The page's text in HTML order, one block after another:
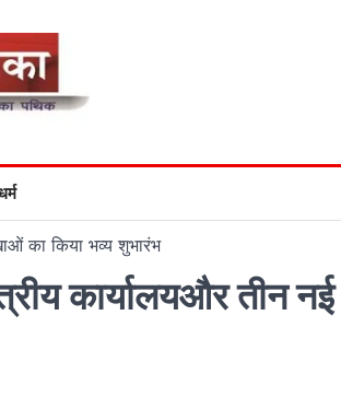
का किया भव्य शुभारंभ
कार्यालयऔर तीन नई